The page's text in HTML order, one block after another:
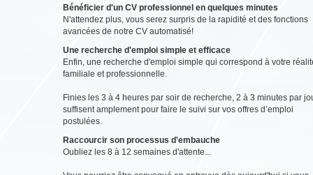
Bénéficier d'un CV professionnel en quelques minutes
N'attendez plus, vous serez surpris de la rapidité et des fonctions
avancées de notre CV automatisé!
Une recherche d'emploi simple et efficace
Enfin, une recherche d'emploi simple qui correspond à votre
familiale et professionnelle.
Finies les 3 à 4 heures par soir de recherche, 2 à 3 minutes par
suffisent amplement pour faire le suivi sur vos offres d’emploi
postulées.
Raccourcir son processus d'embauche
Oubliez les 8 à 12 semaines d'attente...